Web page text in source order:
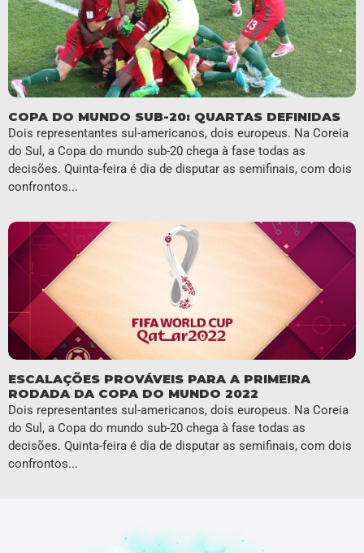
COPA DO MUNDO SUB-20: QUARTAS DEFINIDAS
Dois representantes sul-americanos, dois europeus. Na Coreia
do Sul, a Copa do mundo sub-20 chega à fase todas as
decisões. Quinta-feira é dia de disputar as semifinais, com dois
confrontos...
ESCALAÇÕES PROVÁVEIS PARA A PRIMEIRA
RODADA DA COPA DO MUNDO 2022
Dois representantes sul-americanos, dois europeus. Na Coreia
do Sul, a Copa do mundo sub-20 chega à fase todas as
decisões. Quinta-feira é dia de disputar as semifinais, com dois
confrontos...